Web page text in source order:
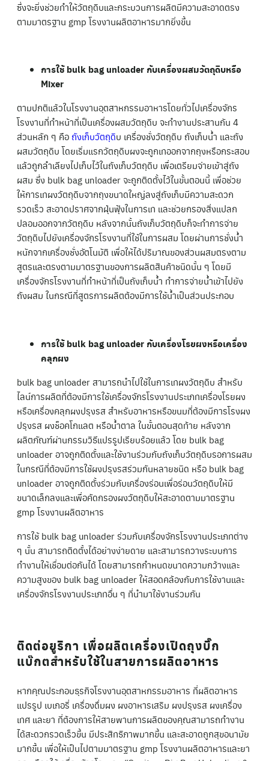
ซึ่งจะยิ่งช่วยทำให้วัตถุดิบและกระบวนการผลิตมีความสะอาดตรง
ตามมาตรฐาน gmp โรงงานผลิตอาหารมากยิ่งขึ้น
การใช้ bulk bag unloader กับเครื่องผสมวัตถุดิบหรือ
Mixer
ตามปกติแล้วในโรงงานอุตสาหกรรมอาหารโดยทั่วไปเครื่องจักร
โรงงานที่ทำหน้าที่เป็นเครื่องผสมวัตถุดิบ จะทำงานประสานกัน 4
ส่วนหลัก ๆ คือ ถังเก็บวัตถุดิบ เครื่องชั่งวัตถุดิบ ถังเก็บน้ำ และถัง
ผสมวัตถุดิบ โดยเริ่มแรกวัตถุดิบผงจะถูกเทออกจากถุงหรือกระสอบ
แล้วถูกลำเลียงไปเก็บไว้ในถังเก็บวัตถุดิบ เพื่อเตรียมจ่ายเข้าสู่ถัง
ผสม ซึ่ง bulk bag unloader จะถูกติดตั้งไว้ในขั้นตอนนี้ เพื่อช่วย
ให้การเทผงวัตถุดิบจากถุงขนาดใหญ่ลงสู่ถังเก็บมีความสะดวก
รวดเร็ว สะอาดปราศจากฝุ่นฟุ้งในการเท และช่วยกรองสิ่งแปลก
ปลอมออกจากวัตถุดิบ หลังจากนั้นถังเก็บวัตถุดิบก็จะทำการจ่าย
วัตถุดิบไปยังเครื่องจักรโรงงานที่ใช้ในการผสม โดยผ่านการชั่งน้ำ
หนักจากเครื่องชั่งอัตโนมัติ เพื่อให้ได้ปริมาณของส่วนผสมตรงตาม
สูตรและตรงตามมาตรฐานของการผลิตสินค้าชนิดนั้น ๆ โดยมี
เครื่องจักรโรงงานที่ทำหน้าที่เป็นถังเก็บน้ำ ทำการจ่ายน้ำเข้าไปยัง
ถังผสม ในกรณีที่สูตรการผลิตต้องมีการใช้น้ำเป็นส่วนประกอบ
การใช้ bulk bag unloader กับเครื่องโรยผงหรือเครื่อง
คลุกผง
bulk bag unloader สามารถนำไปใช้ในการเทผงวัตถุดิบ สำหรับ
ไลน์การผลิตที่ต้องมีการใช้เครื่องจักรโรงงานประเภทเครื่องโรยผง
หรือเครื่องคลุกผงปรุงรส สำหรับอาหารหรือขนมที่ต้องมีการโรงผง
ปรุงรส ผงช็อคโกแลต หรือน้ำตาล ในขั้นตอนสุดท้าย หลังจาก
ผลิตภัณฑ์ผ่านกรรมวิธีแปรรูปเรียบร้อยแล้ว โดย bulk bag
unloader อาจถูกติดตั้งและใช้งานร่วมกับถังเก็บวัตถุดิบรอการผสม
ในกรณีที่ต้องมีการใช้ผงปรุงรสร่วมกันหลายชนิด หรือ bulk bag
unloader อาจถูกติดตั้งร่วมกับเครื่องร่อนเพื่อร่อนวัตถุดิบให้มี
ขนาดเล็กลงและเพื่อคัดกรองผงวัตถุดิบให้สะอาดตามมาตรฐาน
gmp โรงงานผลิตอาหาร
การใช้ bulk bag unloader ร่วมกับเครื่องจักรโรงงานประเภทต่าง
ๆ นั้น สามารถติดตั้งได้อย่างง่ายดาย และสามารถวางระบบการ
ทำงานให้เชื่อมต่อกันได้ โดยสามารถกำหนดขนาดความกว้างและ
ความสูงของ bulk bag unloader ให้สอดคล้องกับการใช้งานและ
เครื่องจักรโรงงานประเภทอื่น ๆ ที่นำมาใช้งานร่วมกัน
ติดต่อยูริกา เพื่อผลิตเครื่องเปิดถุงบิ๊ก
แบ๊กตสำหรับใช้ในสายการผลิตอาหาร
หากคุณประกอบธุรกิจโรงงานอุตสาหกรรมอาหาร ที่ผลิตอาหาร
แปรรูป เบเกอรี่ เครื่องดื่มผง ผงอาหารเสริม ผงปรุงรส ผงเครื่อง
เทศ และยา ที่ต้องการให้สายพานการผลิตของคุณสามารถทำงาน
ได้สะดวกรวดเร็วขึ้น มีประสิทธิภาพมากขึ้น และสะอาดถูกสุขอนามัย
มากขึ้น เพื่อให้เป็นไปตามมาตรฐาน gmp โรงงานผลิตอาหารและยา